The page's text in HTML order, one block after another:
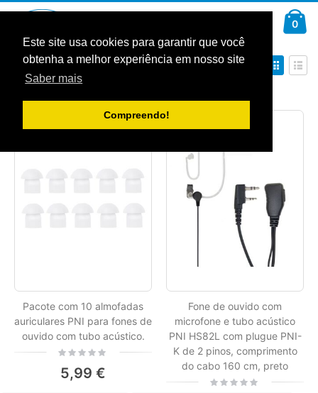
Este site usa cookies para garantir que você
obtenha a melhor experiência em nosso site
Saber mais
Compreendo!
Conteúdo
0
Ordenar por
Definir
Ver
como
Pacote com 10 almofadas
auriculares PNI para fones de
ouvido com tubo acústico.
Rating:
5,99 €
Fone de ouvido com
microfone e tubo acústico
PNI HS82L com plugue PNI-
K de 2 pinos, comprimento
do cabo 160 cm, preto
Rating: